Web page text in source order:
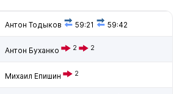
Антон Тодыков 59:21 59:42
Антон Буханко 2 2
Михаил Епишин 2